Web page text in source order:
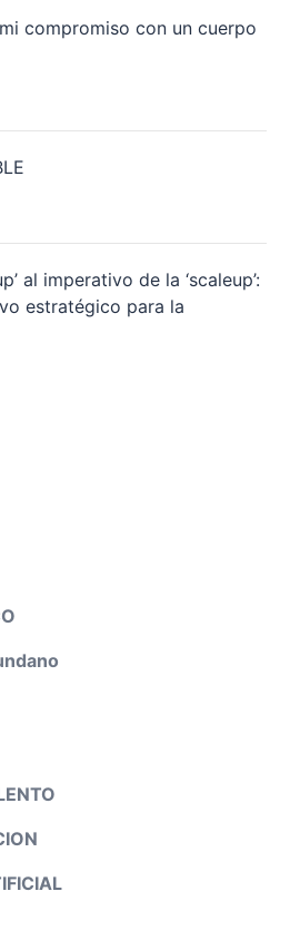
compromiso con un cuerpo
al imperativo de la ‘scaleup’:
estratégico para la